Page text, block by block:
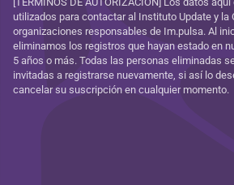
utilizados para contactar al Instituto Update y la
organizaciones responsables de Im.pulsa. Al
eliminamos los registros que hayan estado en
5 años o más. Todas las personas eliminadas
invitadas a registrarse nuevamente, si así lo
cancelar su suscripción en cualquier momento.